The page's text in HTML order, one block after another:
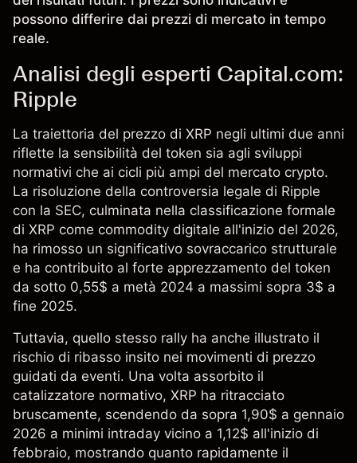
possono differire dai prezzi di mercato in tempo
reale.
Analisi degli esperti Capital.com:
Ripple
La traiettoria del prezzo di XRP negli ultimi due anni
riflette la sensibilità del token sia agli sviluppi
normativi che ai cicli più ampi del mercato crypto.
La risoluzione della controversia legale di Ripple
con la SEC, culminata nella classificazione formale
di XRP come commodity digitale all'inizio del 2026,
ha rimosso un significativo sovraccarico strutturale
e ha contribuito al forte apprezzamento del token
da sotto 0,55$ a metà 2024 a massimi sopra 3$ a
fine 2025.
Tuttavia, quello stesso rally ha anche illustrato il
rischio di ribasso insito nei movimenti di prezzo
guidati da eventi. Una volta assorbito il
catalizzatore normativo, XRP ha ritracciato
bruscamente, scendendo da sopra 1,90$ a gennaio
2026 a minimi intraday vicino a 1,12$ all'inizio di
febbraio, mostrando quanto rapidamente il